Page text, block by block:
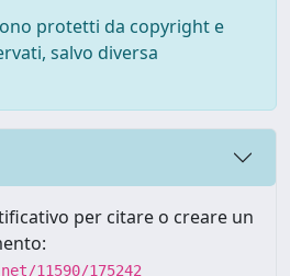
protetti da copyright e
salvo diversa
per citare o creare un
11590/175242